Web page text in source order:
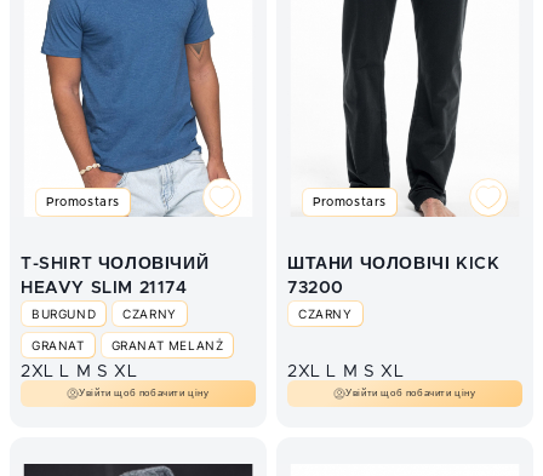
Promostars
T-SHIRT ЧОЛОВІЧИЙ
HEAVY SLIM 21174
BURGUND CZARNY
GRANAT GRANAT MELANŻ
NIEBIESKI MELANŻ
SZARY MELANŻ
2XL L M S XL
Увійти щоб побачити ціну
Promostars
ШТАНИ ЧОЛОВІЧІ KICK
73200
CZARNY
2XL L M S XL
Увійти щоб побачити ціну